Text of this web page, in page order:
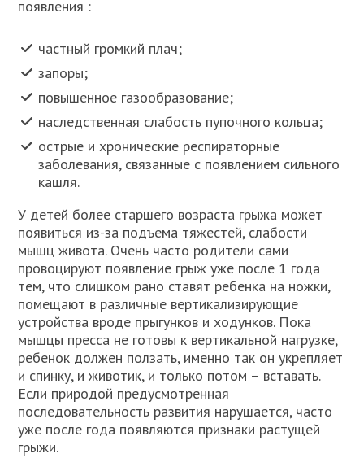
появления :
частный громкий плач;
запоры;
повышенное газообразование;
наследственная слабость пупочного кольца;
острые и хронические респираторные
заболевания, связанные с появлением сильного
кашля.
У детей более старшего возраста грыжа может
появиться из-за подъема тяжестей, слабости
мышц живота. Очень часто родители сами
провоцируют появление грыж уже после 1 года
тем, что слишком рано ставят ребенка на ножки,
помещают в различные вертикализирующие
устройства вроде прыгунков и ходунков. Пока
мышцы пресса не готовы к вертикальной нагрузке,
ребенок должен ползать, именно так он укрепляет
и спинку, и животик, и только потом – вставать.
Если природой предусмотренная
последовательность развития нарушается, часто
уже после года появляются признаки растущей
грыжи.